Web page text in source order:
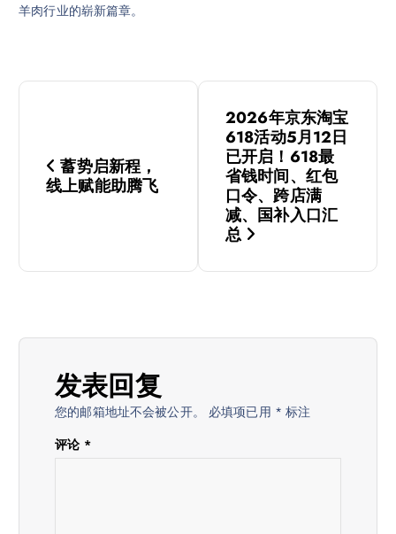
羊肉行业的崭新篇章。
文
导 蓄势启新程，
线上赋能助腾飞
2026年京东淘宝
618活动5月12日
已开启！618最
省钱时间、红包
口令、跨店满
减、国补入口汇
总
发表回复
您的邮箱地址不会被公开。 必填项已用 * 标注
评论 *